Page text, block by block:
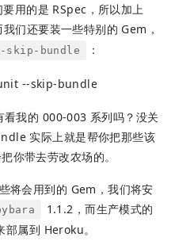
用的是 RSpec，所以加上
们还要装一些特别的 Gem，
skip-bundle ：
--skip-bundle
我的 000-003 系列吗？没关
实际上就是帮你把那些该
你带去劳改农场的。
将会用到的 Gem，我们将安
1.1.2，而生产模式的
属到 Heroku。